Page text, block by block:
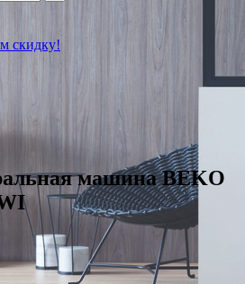
скидку!
машина BEKO